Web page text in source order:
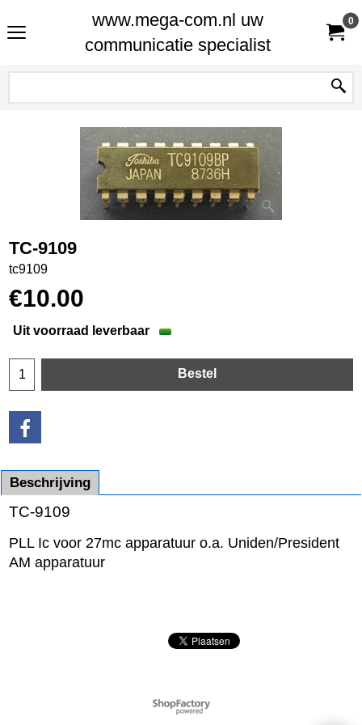
www.mega-com.nl uw
communicatie specialist
0
TC-9109
tc9109
€10.00
Uit voorraad leverbaar
Bestel
Beschrijving
TC-9109
PLL Ic voor 27mc apparatuur o.a. Uniden/President
AM apparatuur
Webwinkel gemaakt met
ShopFactory webwinkel